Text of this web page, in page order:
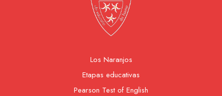
Los Naranjos
Etapas educativas
Pearson Test of English